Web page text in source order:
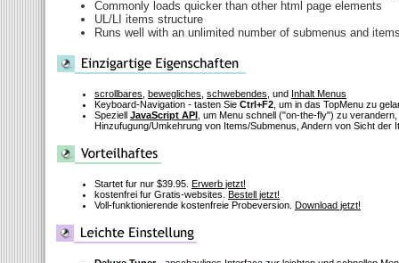
Commonly loads quicker than other html page elements
UL/LI items structure
Runs well with an unlimited number of submenus and
scrollbares bewegliches schwebendes , und Inhalt Menus
Keyboard-Navigation - tasten Sie Ctrl+F2 , um in das TopMenu zu
Speziell JavaScript API , um Menu schnell ("on-the-fly") zu verandern,
Hinzufugung/Umkehrung von Items/Submenus, Andern von Sicht der
Startet fur nur $39.95. Erwerb jetzt!
kostenfrei fur Gratis-websites. Bestell jetzt!
Voll-funktionierende kostenfreie Probeversion. Download jetzt!